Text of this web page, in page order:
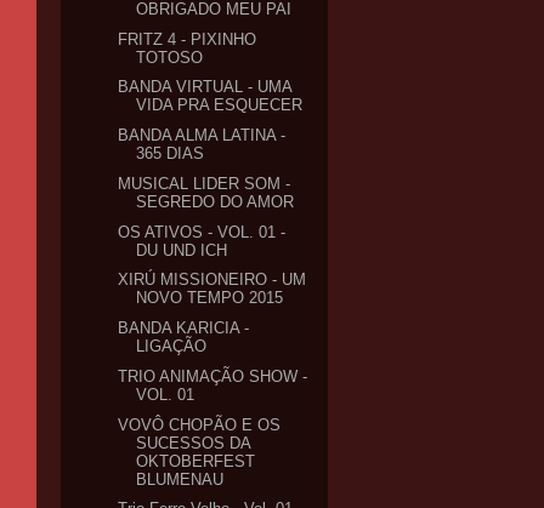
OBRIGADO MEU PAI
FRITZ 4 - PIXINHO
TOTOSO
BANDA VIRTUAL - UMA
VIDA PRA ESQUECER
BANDA ALMA LATINA -
365 DIAS
MUSICAL LIDER SOM -
SEGREDO DO AMOR
OS ATIVOS - VOL. 01 -
DU UND ICH
XIRÚ MISSIONEIRO - UM
NOVO TEMPO 2015
BANDA KARICIA -
LIGAÇÃO
TRIO ANIMAÇÃO SHOW -
VOL. 01
VOVÔ CHOPÃO E OS
SUCESSOS DA
OKTOBERFEST
BLUMENAU